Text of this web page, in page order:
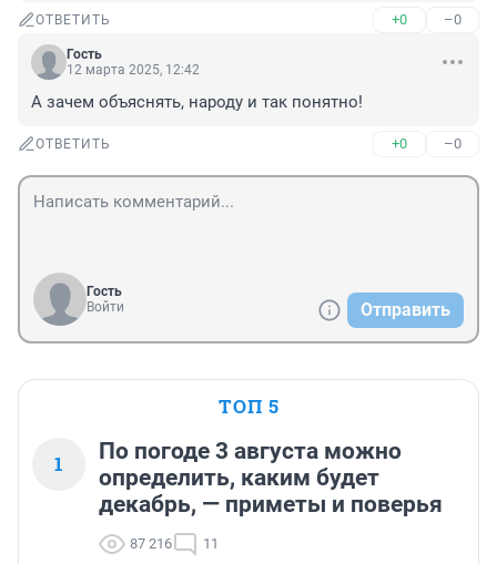
ОТВЕТИТЬ +0 –0
Гость
12 марта 2025, 12:42
А зачем объяснять, народу и так понятно!
ОТВЕТИТЬ +0 –0
Гость
Войти
Отправить
ТОП 5
1
По погоде 3 августа можно
определить, каким будет
декабрь, — приметы и поверья
87 216 11